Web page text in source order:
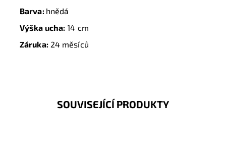
Barva: hnědá
Výška ucha: 14 cm
Záruka:24 měsíců
SOUVISEJÍCÍ PRODUKTY